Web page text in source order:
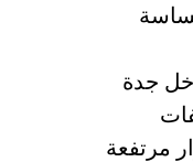
جدة
مرتفعة